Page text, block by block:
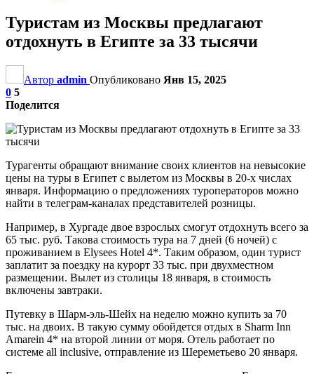
Туристам из Москвы предлагают
отдохнуть в Египте за 33 тысячи
Автор admin Опубликовано Янв 15, 2025
0 5
Поделится
Турагенты обращают внимание своих клиентов на невысокие
цены на туры в Египет с вылетом из Москвы в 20-х числах
января. Информацию о предложениях туроператоров можно
найти в телеграм-каналах представителей розницы.
Например, в Хургаде двое взрослых смогут отдохнуть всего за
65 тыс. руб. Такова стоимость тура на 7 дней (6 ночей) с
проживанием в Elysees Hotel 4*. Таким образом, один турист
заплатит за поездку на курорт 33 тыс. при двухместном
размещении. Вылет из столицы 18 января, в стоимость
включены завтраки.
Путевку в Шарм-эль-Шейх на неделю можно купить за 70
тыс. на двоих. В такую сумму обойдется отдых в Sharm Inn
Amarein 4* на второй линии от моря. Отель работает по
системе all inclusive, отправление из Шереметьево 20 января.